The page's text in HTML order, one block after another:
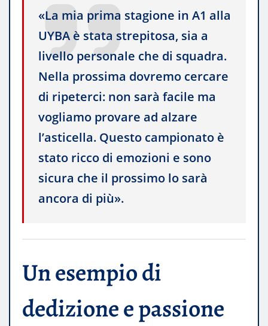
«La mia prima stagione in A1 alla
UYBA è stata strepitosa, sia a
livello personale che di squadra.
Nella prossima dovremo cercare
di ripeterci: non sarà facile ma
vogliamo provare ad alzare
l’asticella. Questo campionato è
stato ricco di emozioni e sono
sicura che il prossimo lo sarà
ancora di più».
Un esempio di
dedizione e passione